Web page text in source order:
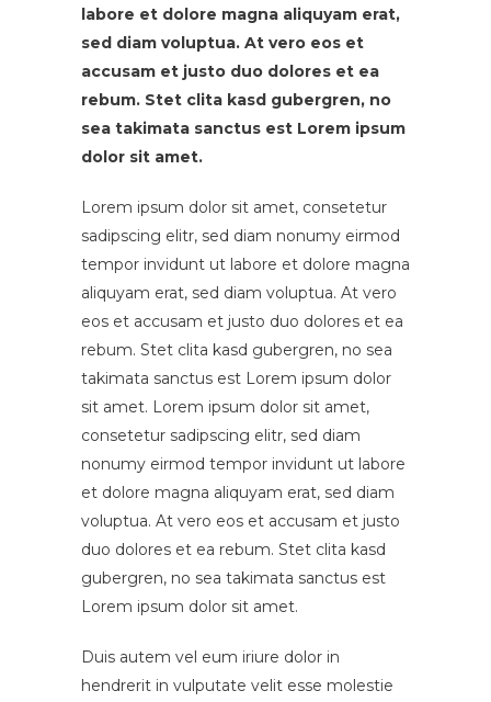
labore et dolore magna aliquyam erat,
sed diam voluptua. At vero eos et
accusam et justo duo dolores et ea
rebum. Stet clita kasd gubergren, no
sea takimata sanctus est Lorem ipsum
dolor sit amet.
Lorem ipsum dolor sit amet, consetetur
sadipscing elitr, sed diam nonumy eirmod
tempor invidunt ut labore et dolore magna
aliquyam erat, sed diam voluptua. At vero
eos et accusam et justo duo dolores et ea
rebum. Stet clita kasd gubergren, no sea
takimata sanctus est Lorem ipsum dolor
sit amet. Lorem ipsum dolor sit amet,
consetetur sadipscing elitr, sed diam
nonumy eirmod tempor invidunt ut labore
et dolore magna aliquyam erat, sed diam
voluptua. At vero eos et accusam et justo
duo dolores et ea rebum. Stet clita kasd
gubergren, no sea takimata sanctus est
Lorem ipsum dolor sit amet.
Duis autem vel eum iriure dolor in
hendrerit in vulputate velit esse molestie